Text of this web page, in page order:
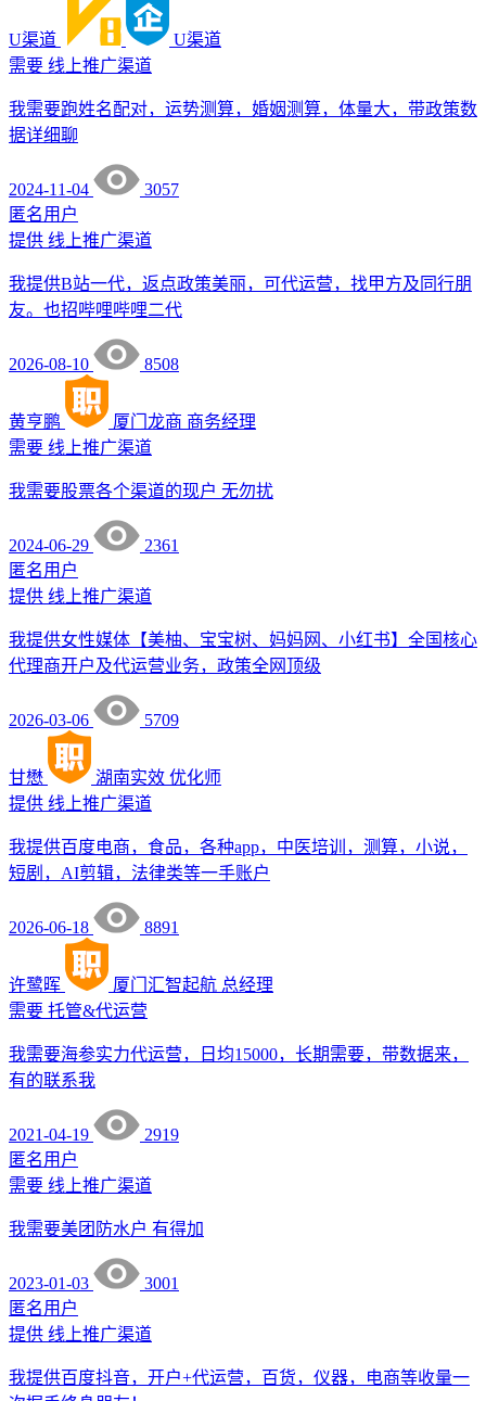
U渠道
U渠道
需要 线上推广渠道
我需要跑姓名配对，运势测算，婚姻测算，体量大，带政策数
据详细聊
2024-11-04
3057
匿名用户
提供 线上推广渠道
我提供B站一代，返点政策美丽，可代运营，找甲方及同行朋
友。也招哔哩哔哩二代
2026-08-10 8508
黄亨鹏 厦门龙商 商务经理
需要 线上推广渠道
我需要股票各个渠道的现户 无勿扰
2024-06-29
2361
匿名用户
提供 线上推广渠道
我提供女性媒体【美柚、宝宝树、妈妈网、小红书】全国核心
代理商开户及代运营业务，政策全网顶级
2026-03-06 5709
甘懋 湖南实效 优化师
提供 线上推广渠道
我提供百度电商，食品，各种app，中医培训，测算，小说，
短剧，AI剪辑，法律类等一手账户
2026-06-18 8891
许鹭晖 厦门汇智起航 总经理
需要 托管&代运营
我需要海参实力代运营，日均15000，长期需要，带数据来，
有的联系我
2021-04-19
2919
匿名用户
需要 线上推广渠道
我需要美团防水户 有得加
2023-01-03
3001
匿名用户
提供 线上推广渠道
我提供百度抖音，开户+代运营，百货，仪器，电商等收量一